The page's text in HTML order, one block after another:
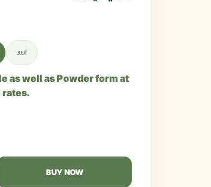
اردو
as well as Powder form at
rates.
BUY NOW